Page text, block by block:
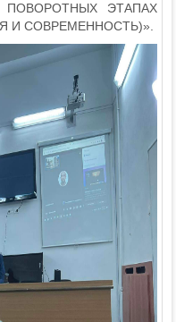
ЭТАПАХ
И СОВРЕМЕННОСТЬ)».